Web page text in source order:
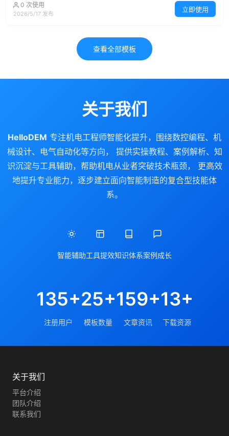
0 次使用
2026/5/17 发布
立即使用
查看全部模板
关于我们
HelloDEM 专注机电工程师智能化提升，围绕数控编程、机
械设计、电气自动化等方向， 提供实操教程、案例解析、知
识沉淀与工具辅助，帮助机电从业者突破技术瓶颈， 更高效
地提升专业能力，逐步建立面向智能制造的复合型技能体
系。
智能辅助工具提效知识体系案例成长
135+
注册用户
25+
模板数量
159+
文章资讯
13+
下载资源
关于我们
平台介绍
团队介绍
联系我们